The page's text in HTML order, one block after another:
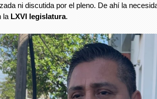
ni discutida por el pleno. De ahí la
la LXVI legislatura.